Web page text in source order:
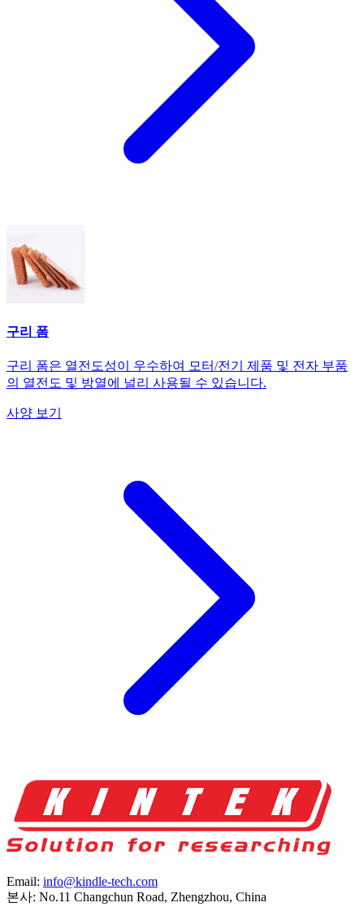
구리 폼
구리 폼은 열전도성이 우수하여 모터/전기 제품 및 전자 부품
의 열전도 및 방열에 널리 사용될 수 있습니다.
사양 보기
Email: info@kindle-tech.com
본사: No.11 Changchun Road, Zhengzhou, China